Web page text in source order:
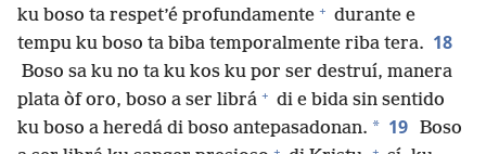
ku boso ta respet’é profundamente + durante e
tempu ku boso ta biba temporalmente riba tera. 18
Boso sa ku no ta ku kos ku por ser destruí, manera
plata òf oro, boso a ser librá + di e bida sin sentido
ku boso a heredá di boso antepasadonan. * 19 Boso